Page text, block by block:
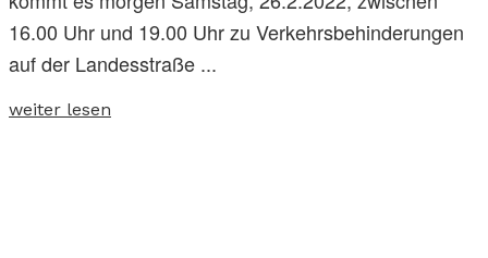
16.00 Uhr und 19.00 Uhr zu Verkehrsbehinderungen
auf der Landesstraße ...
weiter lesen